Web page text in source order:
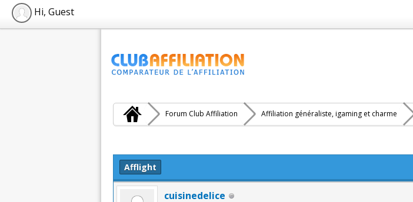
Hi, Guest
Forum Club Affiliation Affiliation généraliste, igaming et charme
Afflight
cuisinedelice